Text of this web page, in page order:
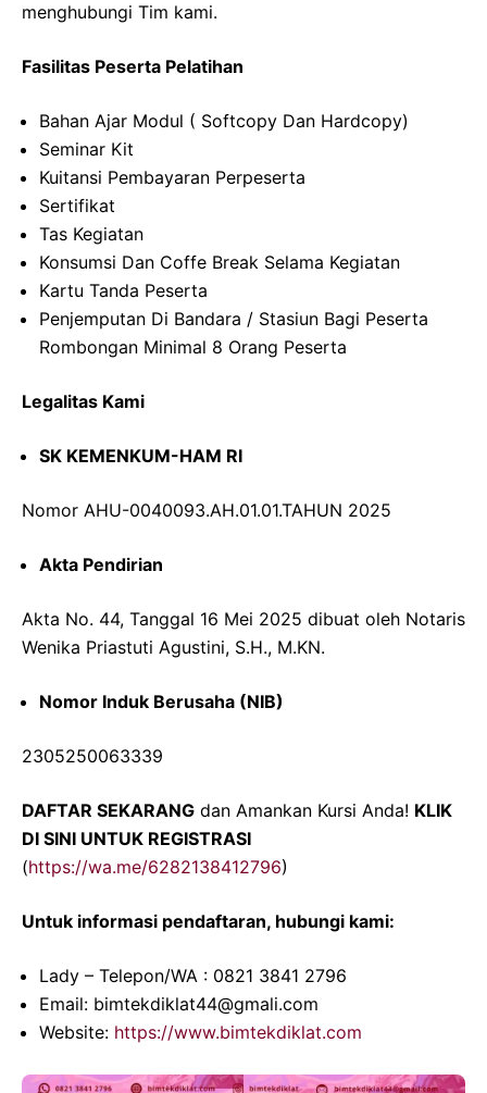
menghubungi Tim kami.
Fasilitas Peserta Pelatihan
Bahan Ajar Modul ( Softcopy Dan Hardcopy)
Seminar Kit
Kuitansi Pembayaran Perpeserta
Sertifikat
Tas Kegiatan
Konsumsi Dan Coffe Break Selama Kegiatan
Kartu Tanda Peserta
Penjemputan Di Bandara / Stasiun Bagi Peserta
Rombongan Minimal 8 Orang Peserta
Legalitas Kami
SK KEMENKUM-HAM RI
Nomor AHU-0040093.AH.01.01.TAHUN 2025
Akta Pendirian
Akta No. 44, Tanggal 16 Mei 2025 dibuat oleh Notaris
Wenika Priastuti Agustini, S.H., M.KN.
Nomor Induk Berusaha (NIB)
2305250063339
DAFTAR SEKARANG dan Amankan Kursi Anda! KLIK
DI SINI UNTUK REGISTRASI
(https://wa.me/6282138412796)
Untuk informasi pendaftaran, hubungi kami:
Lady – Telepon/WA : 0821 3841 2796
Email: bimtekdiklat44@gmali.com
Website: https://www.bimtekdiklat.com